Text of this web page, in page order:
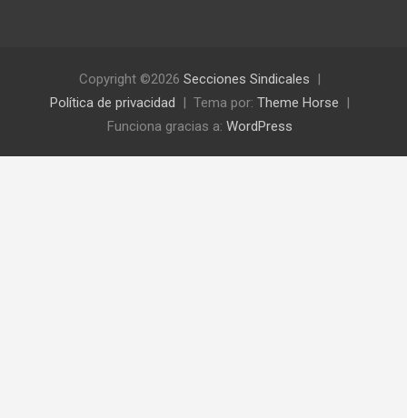
Copyright ©2026 Secciones Sindicales
Política de privacidad
Tema por: Theme Horse
Funciona gracias a: WordPress